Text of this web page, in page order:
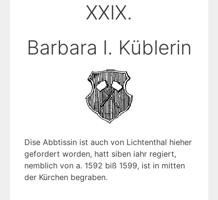
XXIX.
Barbara I. Küblerin
Dise Abbtissin ist auch von Lichtenthal hieher
gefordert worden, hatt siben iahr regiert,
nemblich von a. 1592 biß 1599, ist in mitten
der Kürchen begraben.